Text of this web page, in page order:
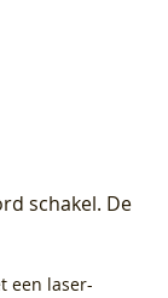
schakel. De
een laser-